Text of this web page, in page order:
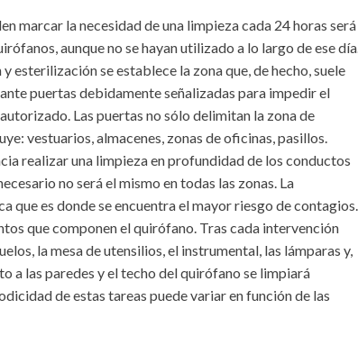
marcar la necesidad de una limpieza cada 24 horas será
aunque no se hayan utilizado a lo largo de ese día.
esterilización se establece la zona que, de hecho, suele
puertas debidamente señalizadas para impedir el
Las puertas no sólo delimitan la zona de
vestuarios, almacenes, zonas de oficinas, pasillos.
realizar una limpieza en profundidad de los conductos
no será el mismo en todas las zonas. La
es donde se encuentra el mayor riesgo de contagios.
que componen el quirófano. Tras cada intervención
la mesa de utensilios, el instrumental, las lámparas y,
a las paredes y el techo del quirófano se limpiará
de estas tareas puede variar en función de las